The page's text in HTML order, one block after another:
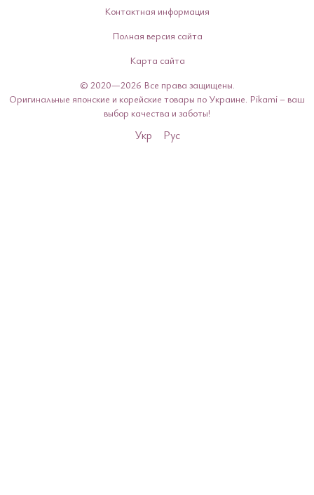
Контактная информация
Полная версия сайта
Карта сайта
© 2020—2026 Все права защищены.
Оригинальные японские и корейские товары по Украине. Pikami – ваш
выбор качества и заботы!
Укр Рус